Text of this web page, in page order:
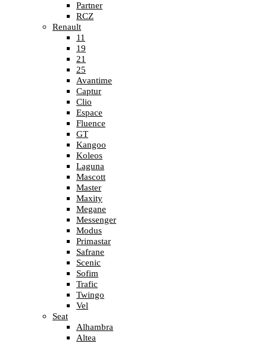
Partner
RCZ
Renault
11
19
21
25
Avantime
Captur
Clio
Espace
Fluence
GT
Kangoo
Koleos
Laguna
Mascott
Master
Maxity
Megane
Messenger
Modus
Primastar
Safrane
Scenic
Sofim
Trafic
Twingo
Vel
Seat
Alhambra
Altea